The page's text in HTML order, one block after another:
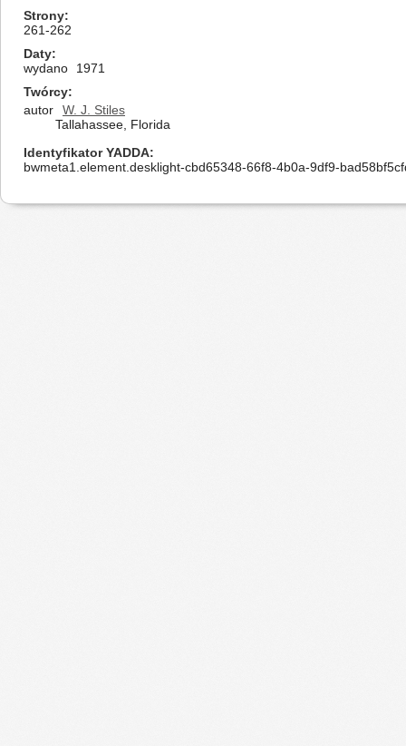
Strony
261-262
Daty
wydano
1971
Twórcy
autor
W. J. Stiles
Tallahassee, Florida
Identyfikator YADDA
bwmeta1.element.desklight-cbd65348-66f8-4b0a-9df9-